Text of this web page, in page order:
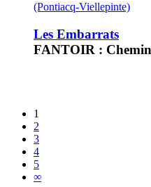
(Pontiacq-Viellepinte)
Les Embarrats
FANTOIR :
1
2
3
4
5
∞